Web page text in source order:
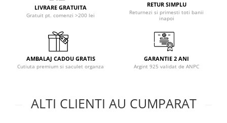
LIVRARE GRATUITA
Gratuit pt. comenzi >200 lei
RETUR SIMPLU
Returnezi si primesti toti banii
inapoi
AMBALAJ CADOU GRATIS
Cutiuta premium si saculet organza
GARANTIE 2 ANI
Argint 925 validat de ANPC
ALTI CLIENTI AU CUMPARAT